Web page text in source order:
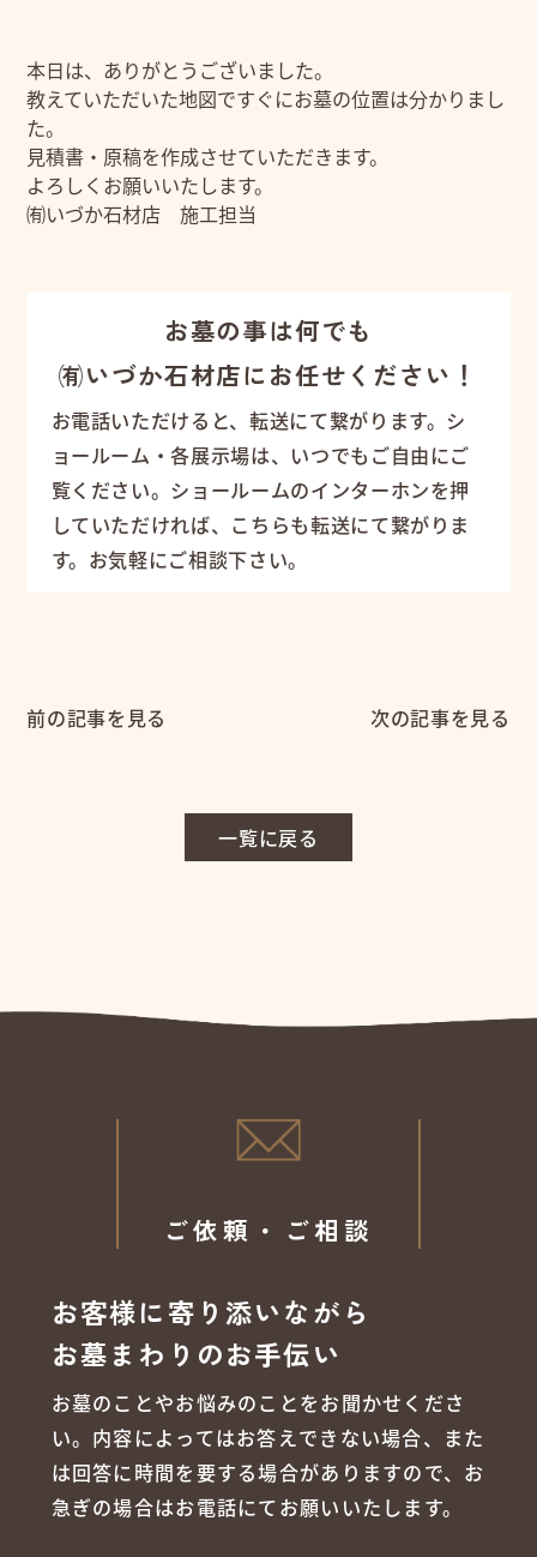
本日は、ありがとうございました。
教えていただいた地図ですぐにお墓の位置は分かりまし
た。
見積書・原稿を作成させていただきます。
よろしくお願いいたします。
㈲いづか石材店 施工担当
お墓の事は何でも
㈲いづか石材店にお任せください！
お電話いただけると、転送にて繋がります。シ
ョールーム・各展示場は、いつでもご自由にご
覧ください。ショールームのインターホンを押
していただければ、こちらも転送にて繋がりま
す。お気軽にご相談下さい。
前の記事を見る
一覧に戻る
次の記事を見る
ご依頼・ご相談
お客様に寄り添いながら
お墓まわりのお手伝い
お墓のことやお悩みのことをお聞かせくださ
い。内容によってはお答えできない場合、また
は回答に時間を要する場合がありますので、お
急ぎの場合はお電話にてお願いいたします。